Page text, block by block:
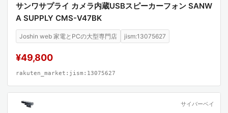
サンワサプライ カメラ内蔵USBスピーカーフォン SANW
A SUPPLY CMS-V47BK
Joshin web 家電とPCの大型専門店 jism:13075627
¥49,800
rakuten_market:jism:13075627
サイバーベイ